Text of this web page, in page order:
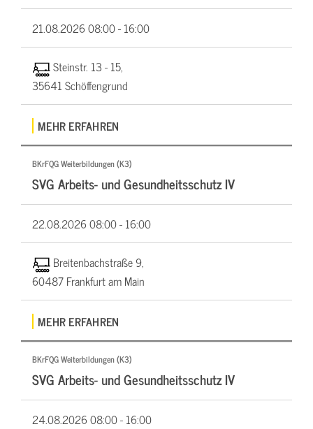
21.08.202608:00 - 16:00
Steinstr. 13 - 15,
35641 Schöffengrund
MEHR ERFAHREN
BKrFQG Weiterbildungen (K3)
SVG Arbeits- und Gesundheitsschutz IV
22.08.202608:00 - 16:00
Breitenbachstraße 9,
60487 Frankfurt am Main
MEHR ERFAHREN
BKrFQG Weiterbildungen (K3)
SVG Arbeits- und Gesundheitsschutz IV
24.08.202608:00 - 16:00